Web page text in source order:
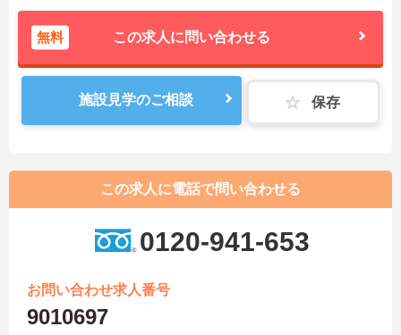
無料 この求人に問い合わせる
施設見学のご相談 保存
この求人に電話で問い合わせる
0120-941-653
お問い合わせ求人番号
9010697